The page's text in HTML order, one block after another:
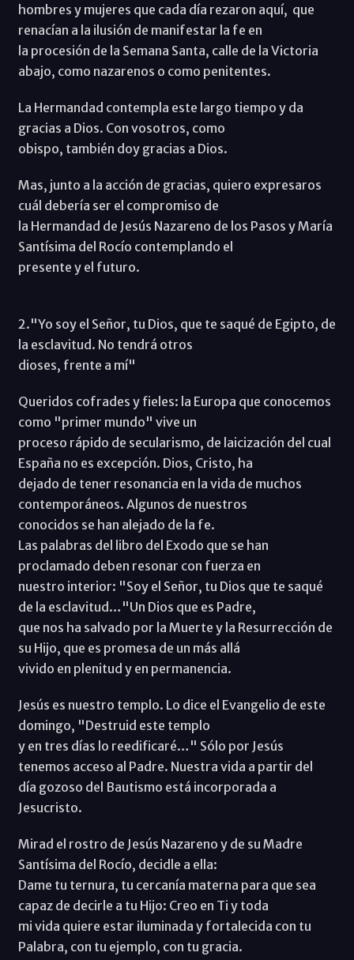
hombres y mujeres que cada día rezaron aquí, que
renacían a la ilusión de manifestar la fe en
la procesión de la Semana Santa, calle de la Victoria
abajo, como nazarenos o como penitentes.
La Hermandad contempla este largo tiempo y da
gracias a Dios. Con vosotros, como
obispo, también doy gracias a Dios.
Mas, junto a la acción de gracias, quiero expresaros
cuál debería ser el compromiso de
la Hermandad de Jesús Nazareno de los Pasos y María
Santísima del Rocío contemplando el
presente y el futuro.
2."Yo soy el Señor, tu Dios, que te saqué de Egipto, de
la esclavitud. No tendrá otros
dioses, frente a mí"
Queridos cofrades y fieles: la Europa que conocemos
como "primer mundo" vive un
proceso rápido de secularismo, de laicización del cual
España no es excepción. Dios, Cristo, ha
dejado de tener resonancia en la vida de muchos
contemporáneos. Algunos de nuestros
conocidos se han alejado de la fe.
Las palabras del libro del Exodo que se han
proclamado deben resonar con fuerza en
nuestro interior: "Soy el Señor, tu Dios que te saqué
de la esclavitud…"Un Dios que es Padre,
que nos ha salvado por la Muerte y la Resurrección de
su Hijo, que es promesa de un más allá
vivido en plenitud y en permanencia.
Jesús es nuestro templo. Lo dice el Evangelio de este
domingo, "Destruid este templo
y en tres días lo reedificaré…" Sólo por Jesús
tenemos acceso al Padre. Nuestra vida a partir del
día gozoso del Bautismo está incorporada a
Jesucristo.
Mirad el rostro de Jesús Nazareno y de su Madre
Santísima del Rocío, decidle a ella:
Dame tu ternura, tu cercanía materna para que sea
capaz de decirle a tu Hijo: Creo en Ti y toda
mi vida quiere estar iluminada y fortalecida con tu
Palabra, con tu ejemplo, con tu gracia.